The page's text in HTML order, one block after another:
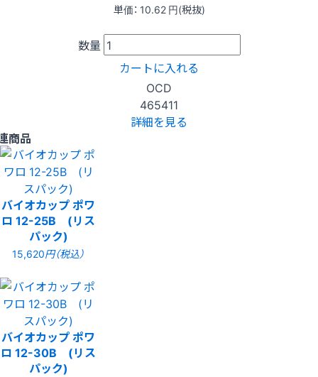
単価： 10.62 円(税抜)
数量
カートに入れる
OCD
465411
詳細を見る
商品
バイオカップ ポワ
ロ 12-25B (リス
パック)
15,620円（税込）
バイオカップ ポワ
ロ 12-30B (リス
パック)